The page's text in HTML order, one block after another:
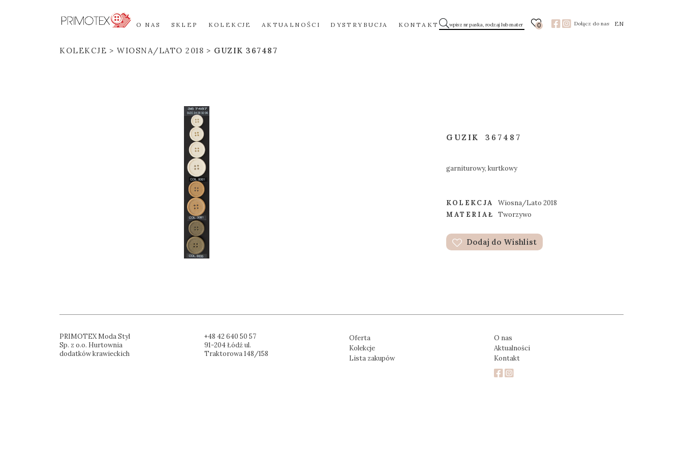
O NAS SKLEP KOLEKCJE AKTUALNOŚCI DYSTRYBUCJA KONTAKT 0 Dołącz do nas EN
KOLEKCJE WIOSNA/LATO 2018 GUZIK 367487
GUZIK 367487
garniturowy, kurtkowy
KOLEKCJA
Wiosna/Lato 2018
MATERIAŁ
Tworzywo
Dodaj do Wishlist
PRIMOTEX Moda Styl
Sp. z o.o. Hurtownia
dodatków krawieckich
+48 42 640 50 57
91-204 Łódź ul.
Traktorowa 148/158
Oferta
Kolekcje
Lista zakupów
O nas
Aktualności
Kontakt